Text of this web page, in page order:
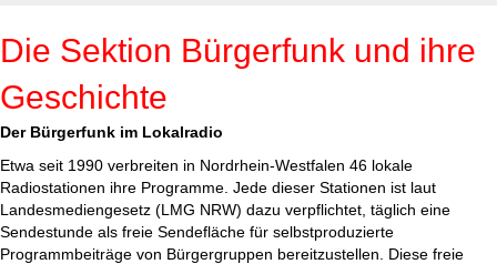
Die Sektion Bürgerfunk und ihre
Geschichte
Der Bürgerfunk im Lokalradio
Etwa seit 1990 verbreiten in Nordrhein-Westfalen 46 lokale
Radiostationen ihre Programme. Jede dieser Stationen ist laut
Landesmediengesetz (LMG NRW) dazu verpflichtet, täglich eine
Sendestunde als freie Sendefläche für selbstproduzierte
Programmbeiträge von Bürgergruppen bereitzustellen. Diese freie